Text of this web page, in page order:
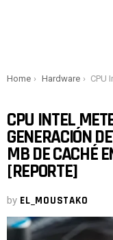
You are here:
Home Hardware CPU Intel Meteor Lake de 14.ª
CPU INTEL
GENERACIÓN
MB DE CACHÉ
[REPORTE]
by EL_MOUSTAKO